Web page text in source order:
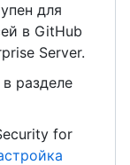
для
в GitHub
Server.
разделе
for